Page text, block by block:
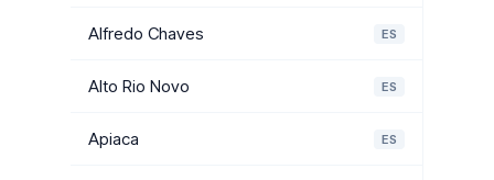
Alfredo Chaves ES
Alto Rio Novo ES
Apiaca ES